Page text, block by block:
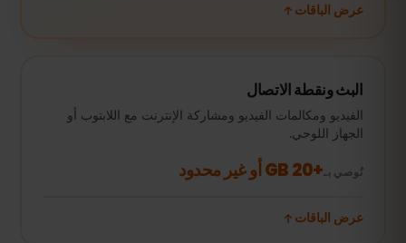
عرض الباقات
البث ونقطة الاتصال
الفيديو ومكالمات الفيديو ومشاركة الإنترنت مع اللابتوب أو
الجهاز اللوحي.
نُوصي بـ+20 GB أو غير محدود
عرض الباقات